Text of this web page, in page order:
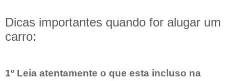
Dicas importantes quando for alugar um
carro:
1º Leia atentamente o que esta incluso na